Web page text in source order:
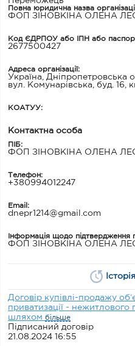
Повна юридична назва
ФОП ЗІНОВКІНА ОЛЕНА
Код ЄДРПОУ або ІПН або
2677500427
Адреса організації:
Україна, Дніпропетровська
вул. Комунарівська, буд. 16,
КОАТУУ:
Контактна особа
ПІБ:
ФОП ЗІНОВКІНА ОЛЕНА
Телефон:
+380994012247
Email:
dnepr1214@gmail.com
Інформація щодо підтвердження
ФОП ЗІНОВКІНА ОЛЕНА
Договір купівлі-продажу
приватизації - нежитлового
шляхом більше
Підписаний договір
21.08.2024 16:55